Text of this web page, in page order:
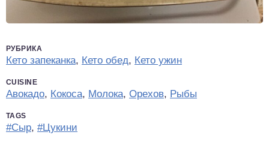
РУБРИКА
Кето запеканка, Кето обед, Кето ужин
CUISINE
Авокадо, Кокоса, Молока, Орехов, Рыбы
TAGS
#Сыр, #Цукини